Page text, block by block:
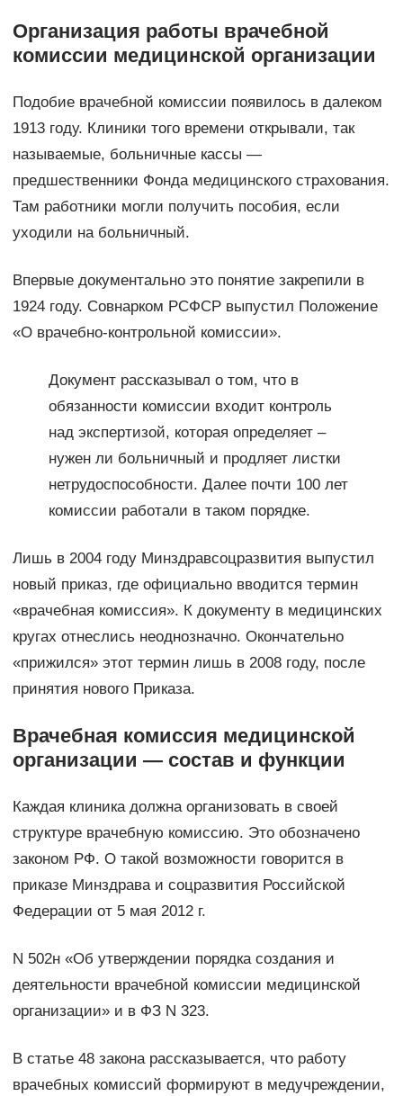
Организация работы врачебной
комиссии медицинской организации
Подобие врачебной комиссии появилось в далеком
1913 году. Клиники того времени открывали, так
называемые, больничные кассы —
предшественники Фонда медицинского страхования.
Там работники могли получить пособия, если
уходили на больничный.
Впервые документально это понятие закрепили в
1924 году. Совнарком РСФСР выпустил Положение
«О врачебно-контрольной комиссии».
Документ рассказывал о том, что в
обязанности комиссии входит контроль
над экспертизой, которая определяет –
нужен ли больничный и продляет листки
нетрудоспособности. Далее почти 100 лет
комиссии работали в таком порядке.
Лишь в 2004 году Минздравсоцразвития выпустил
новый приказ, где официально вводится термин
«врачебная комиссия». К документу в медицинских
кругах отнеслись неоднозначно. Окончательно
«прижился» этот термин лишь в 2008 году, после
принятия нового Приказа.
Врачебная комиссия медицинской
организации — состав и функции
Каждая клиника должна организовать в своей
структуре врачебную комиссию. Это обозначено
законом РФ. О такой возможности говорится в
приказе Минздрава и соцразвития Российской
Федерации от 5 мая 2012 г.
N 502н «Об утверждении порядка создания и
деятельности врачебной комиссии медицинской
организации» и в ФЗ N 323.
В статье 48 закона рассказывается, что работу
врачебных комиссий формируют в медучреждении,